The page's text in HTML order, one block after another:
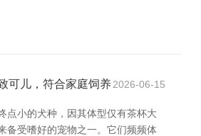
可儿，符合家庭饲养2026-06-15
点小的犬种，因其体型仅有茶杯大
备受嗜好的宠物之一。它们频频体